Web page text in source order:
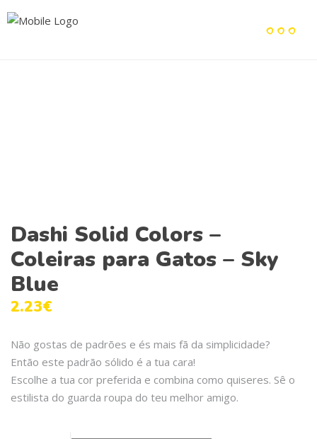
Dashi Solid Colors –
Coleiras para Gatos – Sky
Blue
2.23€
Não gostas de padrões e és mais fã da simplicidade?
Então este padrão sólido é a tua cara!
Escolhe a tua cor preferida e combina como quiseres. Sê o
estilista do guarda roupa do teu melhor amigo.